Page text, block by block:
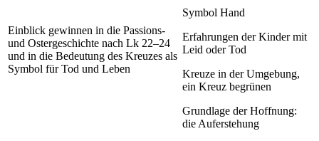
Einblick gewinnen in die Passions-
und Ostergeschichte nach Lk 22–24
und in die Bedeutung des Kreuzes als
Symbol für Tod und Leben
Symbol Hand
Erfahrungen der Kinder mit
Leid oder Tod
Kreuze in der Umgebung,
ein Kreuz begrünen
Grundlage der Hoffnung:
die Auferstehung